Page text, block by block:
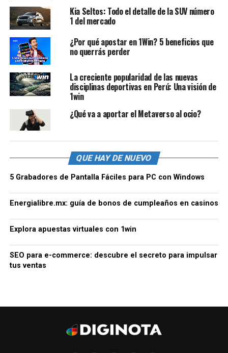
Kia Seltos: Todo el detalle de la SUV número
1 del mercado
¿Por qué apostar en 1Win? 5 beneficios que
no querrás perder
La creciente popularidad de las nuevas
disciplinas deportivas en Perú: Una visión de
1win
¿Qué va a aportar el Metaverso al ocio?
QUE HAY DE NUEVO
5 Grabadores de Pantalla Fáciles para PC con Windows
Energialibre.mx: guía de bonos de cumpleaños en casinos
Explora apuestas virtuales con 1win
SEO para e-commerce: descubre el secreto para impulsar
tus ventas